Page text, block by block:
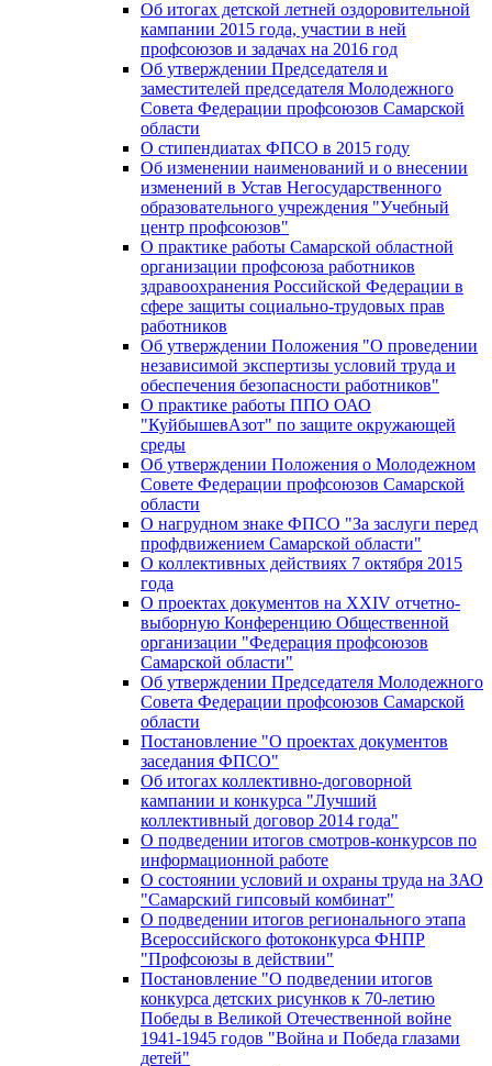
Об итогах детской летней оздоровительной
кампании 2015 года, участии в ней
профсоюзов и задачах на 2016 год
Об утверждении Председателя и
заместителей председателя Молодежного
Совета Федерации профсоюзов Самарской
области
О стипендиатах ФПСО в 2015 году
Об изменении наименований и о внесении
изменений в Устав Негосударственного
образовательного учреждения "Учебный
центр профсоюзов"
О практике работы Самарской областной
организации профсоюза работников
здравоохранения Российской Федерации в
сфере защиты социально-трудовых прав
работников
Об утверждении Положения "О проведении
независимой экспертизы условий труда и
обеспечения безопасности работников"
О практике работы ППО ОАО
"КуйбышевАзот" по защите окружающей
среды
Об утверждении Положения о Молодежном
Совете Федерации профсоюзов Самарской
области
О нагрудном знаке ФПСО "За заслуги перед
профдвижением Самарской области"
О коллективных действиях 7 октября 2015
года
О проектах документов на XXIV отчетно-
выборную Конференцию Общественной
организации "Федерация профсоюзов
Самарской области"
Об утверждении Председателя Молодежного
Совета Федерации профсоюзов Самарской
области
Постановление "О проектах документов
заседания ФПСО"
Об итогах коллективно-договорной
кампании и конкурса "Лучший
коллективный договор 2014 года"
О подведении итогов смотров-конкурсов по
информационной работе
О состоянии условий и охраны труда на ЗАО
"Самарский гипсовый комбинат"
О подведении итогов регионального этапа
Всероссийского фотоконкурса ФНПР
"Профсоюзы в действии"
Постановление "О подведении итогов
конкурса детских рисунков к 70-летию
Победы в Великой Отечественной войне
1941-1945 годов "Война и Победа глазами
детей"